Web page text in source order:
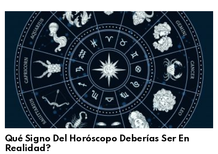
Qué Signo Del Horóscopo Deberías Ser En
Realidad?